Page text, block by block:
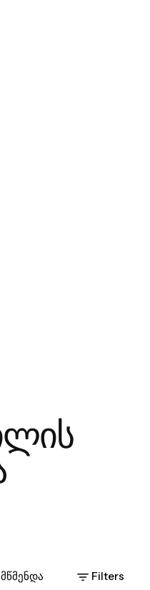
Filters